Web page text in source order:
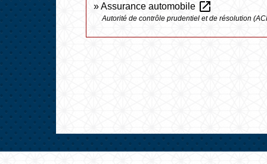
Assurance automobile open_in_new
Autorité de contrôle prudentiel et de résolution